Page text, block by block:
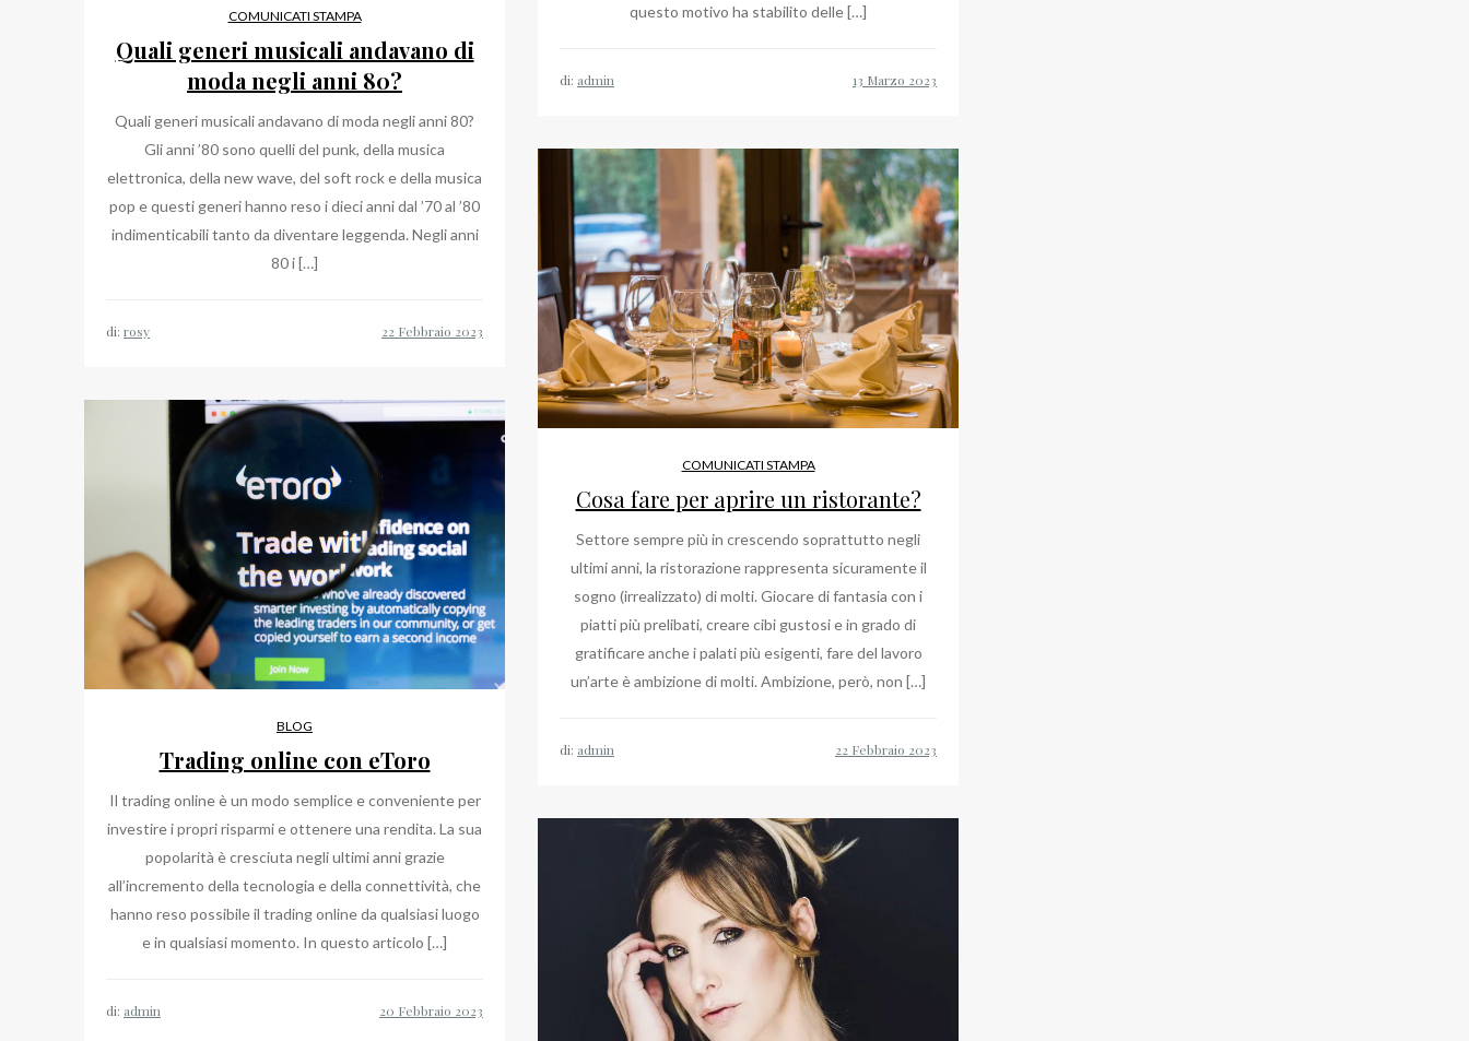
questo motivo ha stabilito delle […]
di: admin
COMUNICATI STAMPA
Quali generi musicali andavano di
moda negli anni 80?
Quali generi musicali andavano di moda negli anni 80?
Gli anni ’80 sono quelli del punk, della musica
elettronica, della new wave, del soft rock e della musica
pop e questi generi hanno reso i dieci anni dal ’70 al ’80
indimenticabili tanto da diventare leggenda. Negli anni
80 i […]
di: rosy
COMUNICATI STAMPA
Cosa fare per aprire un ristorante?
Settore sempre più in crescendo soprattutto negli
ultimi anni, la ristorazione rappresenta sicuramente il
sogno (irrealizzato) di molti. Giocare di fantasia con i
piatti più prelibati, creare cibi gustosi e in grado di
gratificare anche i palati più esigenti, fare del lavoro
un’arte è ambizione di molti. Ambizione, però, non […]
di: admin
BLOG
Trading online con eToro
Il trading online è un modo semplice e conveniente per
investire i propri risparmi e ottenere una rendita. La sua
popolarità è cresciuta negli ultimi anni grazie
all’incremento della tecnologia e della connettività, che
hanno reso possibile il trading online da qualsiasi luogo
e in qualsiasi momento. In questo articolo […]
di: admin